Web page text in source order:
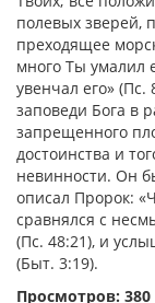
полевых зверей,
преходящее
много Ты умалил
увенчал его» (Пс.
заповеди Бога в
запрещенного
достоинства и
невинности. Он
описал Пророк:
сравнялся с
(Пс. 48:21), и
(Быт. 3:19).
Просмотров: 380